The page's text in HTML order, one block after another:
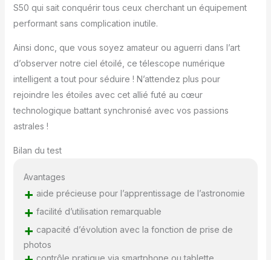
adjacentes du ciel
nocturne. Cela vous
champs de vision plus
comme une photo
panoramique peut le
faire Trépied Seestar :
Seestar S50 est livré
configuration
d'astrophotographie
Connectez-le à divers
S50 qui sait conquérir tous ceux cherchant un équipement
performant sans complication inutile.
Ainsi donc, que vous soyez amateur ou aguerri dans l’art
d’observer notre ciel étoilé, ce télescope numérique
intelligent a tout pour séduire ! N’attendez plus pour
rejoindre les étoiles avec cet allié futé au cœur
technologique battant synchronisé avec vos passions
astrales !
Bilan du test
Avantages
+ aide précieuse pour l’apprentissage de l’astronomie
+ facilité d’utilisation remarquable
+ capacité d’évolution avec la fonction de prise de
photos
contrôle pratique via smartphone ou tablette